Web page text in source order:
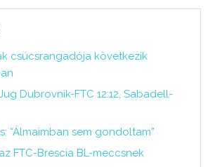
csúcsrangadója következik
Dubrovnik-FTC 12:12, Sabadell-
“Álmaimban sem gondoltam”
FTC-Brescia BL-meccsnek